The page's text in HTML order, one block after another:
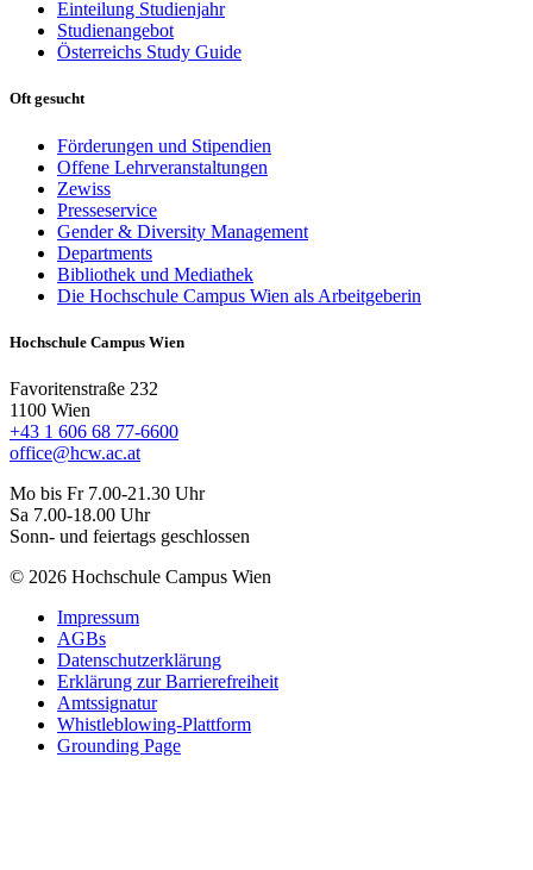
Einteilung Studienjahr
Studienangebot
Österreichs Study Guide
Oft gesucht
Förderungen und Stipendien
Offene Lehrveranstaltungen
Zewiss
Presseservice
Gender & Diversity Management
Departments
Bibliothek und Mediathek
Die Hochschule Campus Wien als Arbeitgeberin
Hochschule Campus Wien
Favoritenstraße 232
1100 Wien
+43 1 606 68 77-6600
office@hcw.ac.at
Mo bis Fr 7.00-21.30 Uhr
Sa 7.00-18.00 Uhr
Sonn- und feiertags geschlossen
© 2026 Hochschule Campus Wien
Impressum
AGBs
Datenschutzerklärung
Erklärung zur Barrierefreiheit
Amtssignatur
Whistleblowing-Plattform
Grounding Page